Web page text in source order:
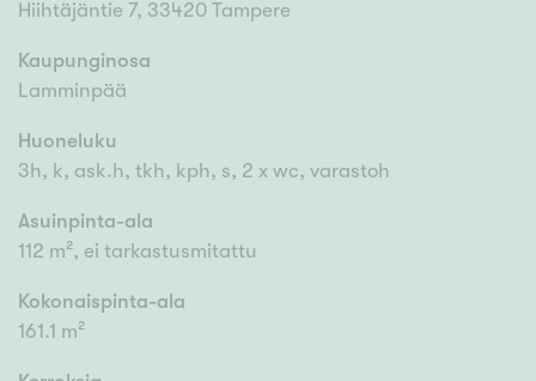
Hiihtäjäntie 7, 33420 Tampere
Kaupunginosa
Lamminpää
Huoneluku
3h, k, ask.h, tkh, kph, s, 2 x wc, varastoh
Asuinpinta-ala
112 m², ei tarkastusmitattu
Kokonaispinta-ala
161.1 m²